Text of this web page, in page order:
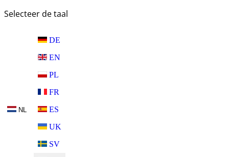
Selecteer de taal
NL
DE
EN
PL
FR
ES
UK
SV